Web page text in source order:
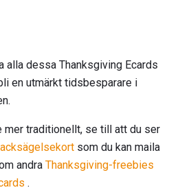
alla dessa Thanksgiving Ecards
en utmärkt tidsbesparare i
mer traditionellt, se till att du ser
som du kan maila
andra Thanksgiving-freebies
.